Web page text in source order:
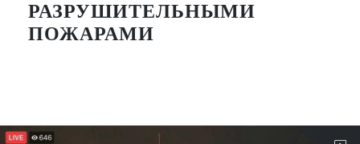
РАЗРУШИТЕЛЬНЫМИ
ПОЖАРАМИ